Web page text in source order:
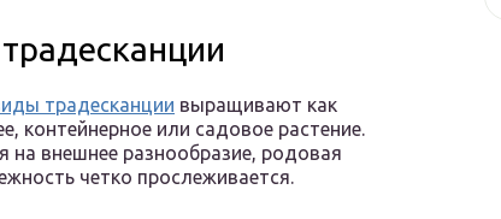
традесканции выращивают как
контейнерное или садовое растение.
на внешнее разнообразие, родовая
четко прослеживается.